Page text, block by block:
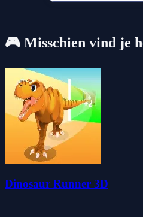
🎮 Misschien vind je
Dinosaur Runner 3D